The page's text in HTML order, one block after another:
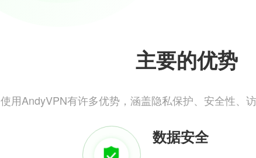
主要的优势
使用AndyVPN有许多优势，涵盖隐私保护、安全性、
数据安全